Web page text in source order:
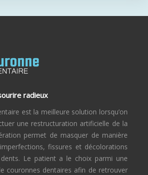
radieux
est la meilleure solution lorsqu’on
une restructuration artificielle de la
permet de masquer de manière
fissures et décolorations
Le patient a le choix parmi une
couronnes dentaires afin de retrouver